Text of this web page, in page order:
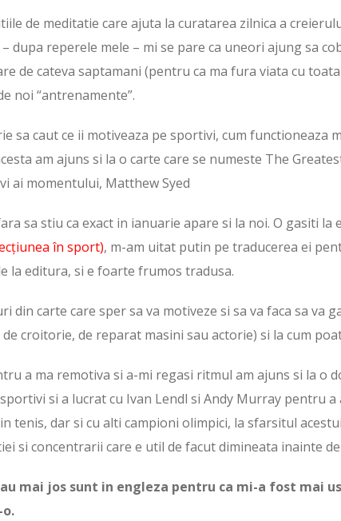
de meditatie care ajuta la curatarea zilnica a
dupa reperele mele – mi se pare ca uneori ajung sa
de cateva saptamani (pentru ca ma fura viata cu
noi “antrenamente”.
sa caut ce ii motiveaza pe sportivi, cum functioneaza
am ajuns si la o carte care se numeste The
ai momentului, Matthew Syed
sa stiu ca exact in ianuarie apare si la noi. O gasiti la
în sport), m-am uitat putin pe traducerea ei
la editura, si e foarte frumos tradusa.
din carte care sper sa va motiveze si sa va faca sa va
croitorie, de reparat masini sau actorie) si la cum
a ma remotiva si a-mi regasi ritmul am ajuns si la o
si a lucrat cu Ivan Lendl si Andy Murray pentru a
tenis, dar si cu alti campioni olimpici, la sfarsitul
si concentrarii care e util de facut dimineata inainte
mai jos sunt in engleza pentru ca mi-a fost mai